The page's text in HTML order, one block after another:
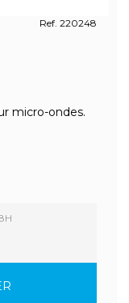
Ref. 220248
micro-ondes.